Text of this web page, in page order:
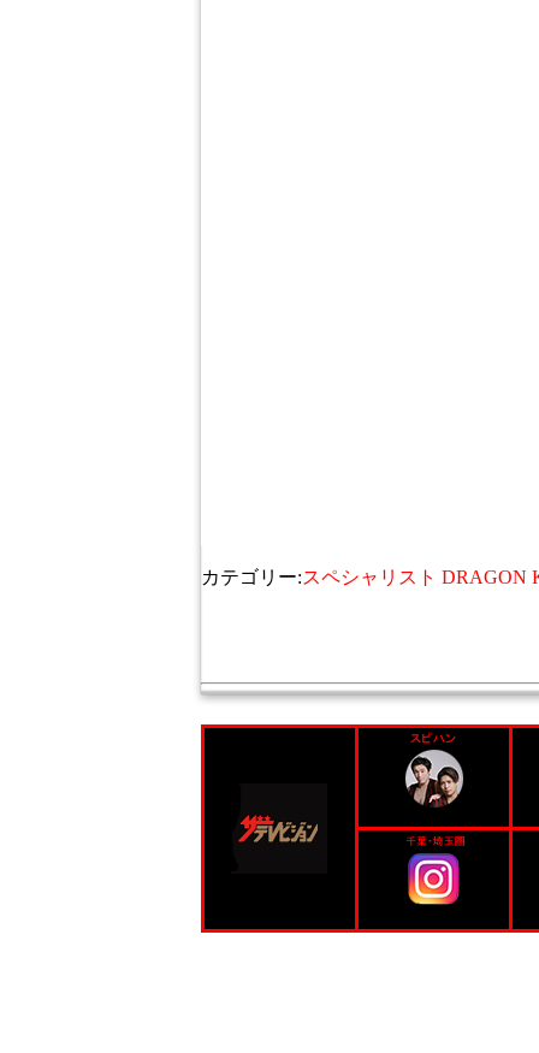
カテゴリー:スペシャリスト DRAGON